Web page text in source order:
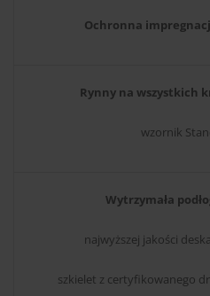
Ochronna
Rynny na wszystkich
wzornik
Wytrzymała
najwyższej jakości
szkielet z certyfikowanego